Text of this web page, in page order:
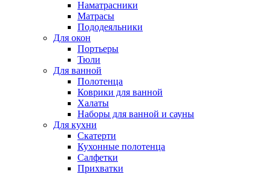
Наматрасники
Матрасы
Пододеяльники
Для окон
Портьеры
Тюли
Для ванной
Полотенца
Коврики для ванной
Халаты
Наборы для ванной и сауны
Для кухни
Скатерти
Кухонные полотенца
Салфетки
Прихватки